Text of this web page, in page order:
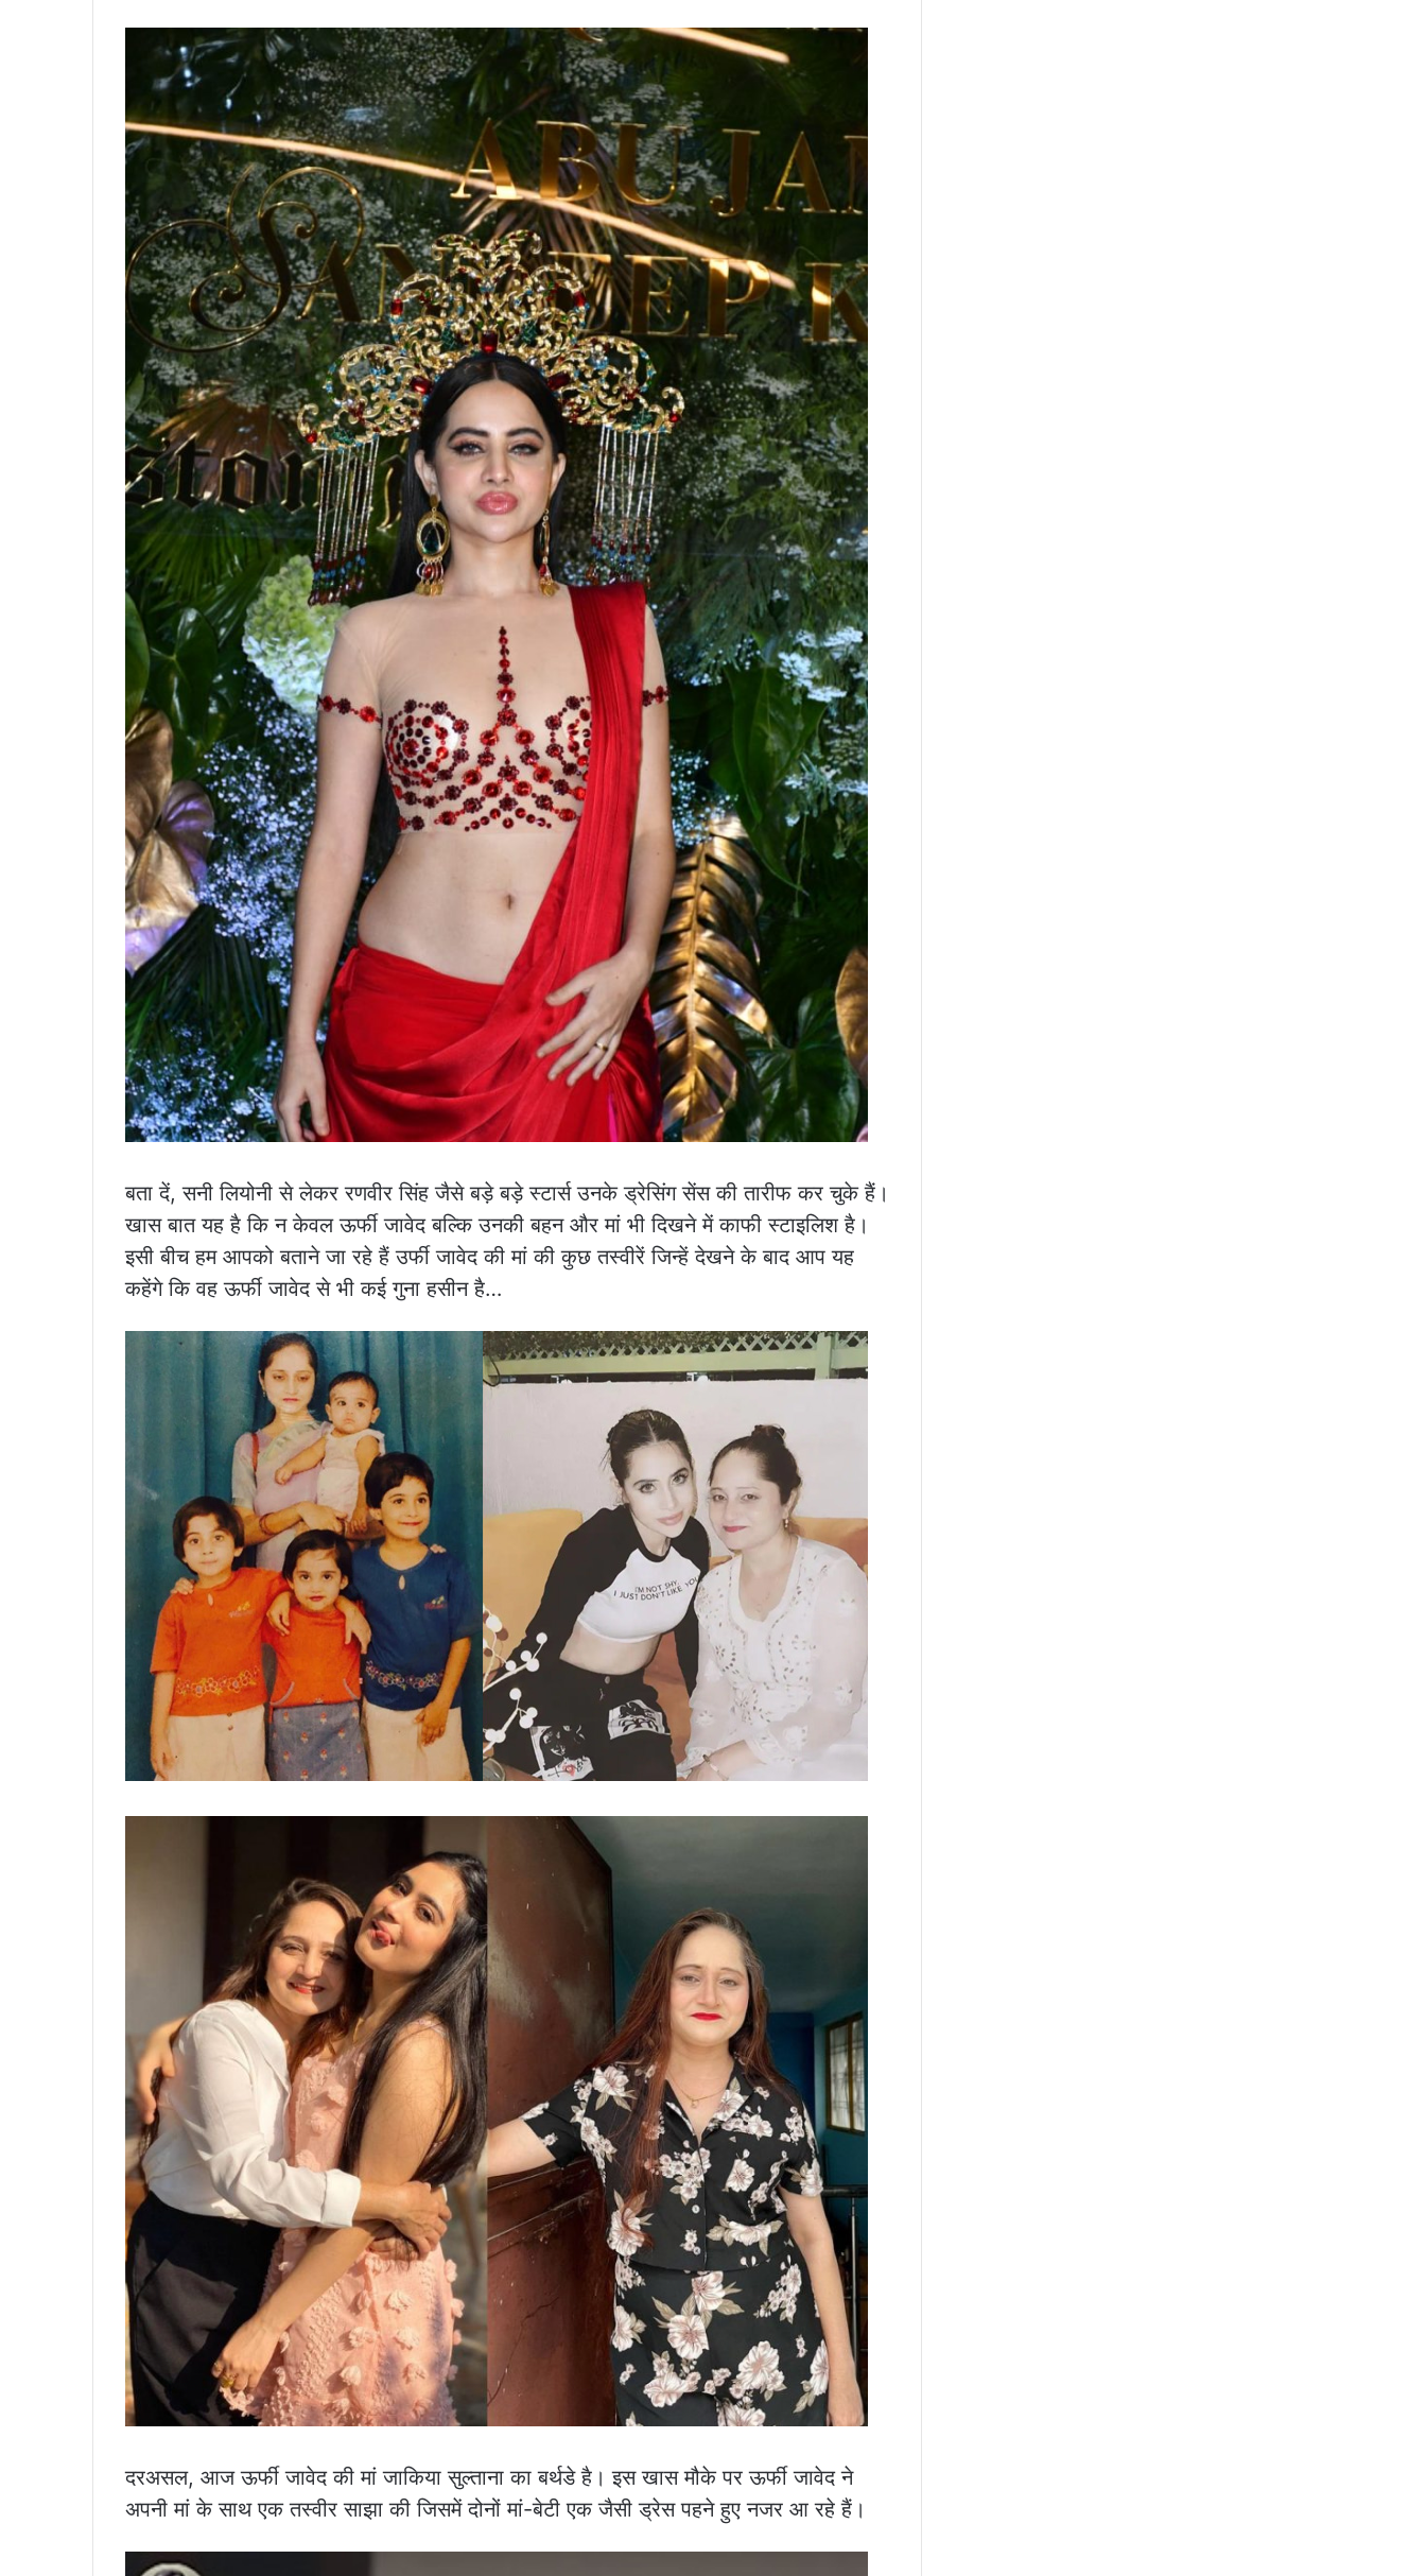
बता दें, सनी लियोनी से लेकर रणवीर सिंह जैसे बड़े बड़े स्टार्स उनके ड्रेसिंग सेंस की तारीफ कर चुके हैं।
खास बात यह है कि न केवल ऊर्फी जावेद बल्कि उनकी बहन और मां भी दिखने में काफी स्टाइलिश है।
इसी बीच हम आपको बताने जा रहे हैं उर्फी जावेद की मां की कुछ तस्वीरें जिन्हें देखने के बाद आप यह
कहेंगे कि वह ऊर्फी जावेद से भी कई गुना हसीन है…
दरअसल, आज ऊर्फी जावेद की मां जाकिया सुल्ताना का बर्थडे है। इस खास मौके पर ऊर्फी जावेद ने
अपनी मां के साथ एक तस्वीर साझा की जिसमें दोनों मां-बेटी एक जैसी ड्रेस पहने हुए नजर आ रहे हैं।